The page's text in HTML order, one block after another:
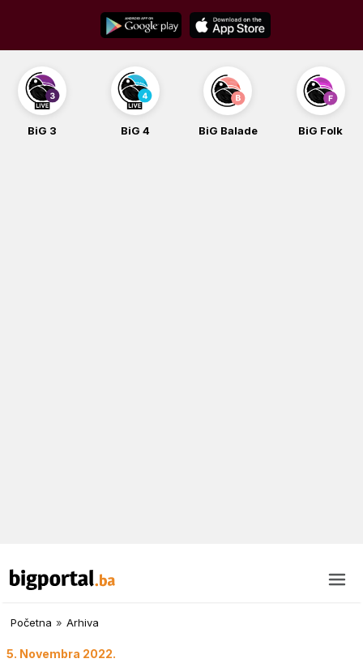
content
BiG 3 BiG 4 BiG Balade BiG Folk
Početna » Arhiva
5. Novembra 2022.